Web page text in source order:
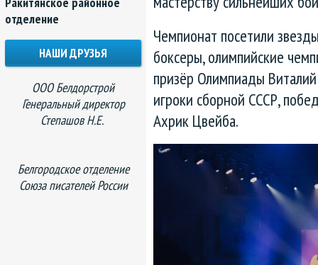
Чемпионат посетили
боксеры, олимпийские
призёр Олимпиады
игроки сборной СССР,
Ахрик Цвейба.
отделение
НАШИ ДРУЗЬЯ
ООО Белдорстрой
Генеральный директор
Степашов Н.Е.
Белгородское отделение
Союза писателей России